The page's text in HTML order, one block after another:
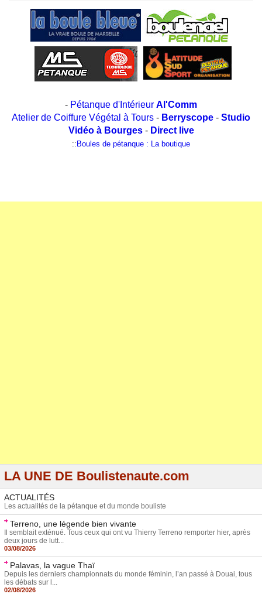
- Pétanque d'Intérieur Al'Comm
Atelier de Coiffure Végétal à Tours - Berryscope - Studio
Vidéo à Bourges- Direct live
:: Boules de pétanque : La boutique
LA UNE DE Boulistenaute.com
ACTUALITÉS
Les actualités de la pétanque et du monde bouliste
Terreno, une légende bien vivante
Il semblait exténué. Tous ceux qui ont vu Thierry Terreno remporter hier, après
deux jours de lutt...
03/08/2026
Palavas, la vague Thaï
Depuis les derniers championnats du monde féminin, l’an passé à Douai, tous
les débats sur l...
02/08/2026